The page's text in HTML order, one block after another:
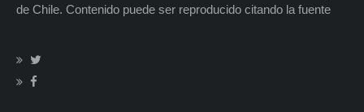
de Chile. Contenido puede ser reproducido citando la fuente